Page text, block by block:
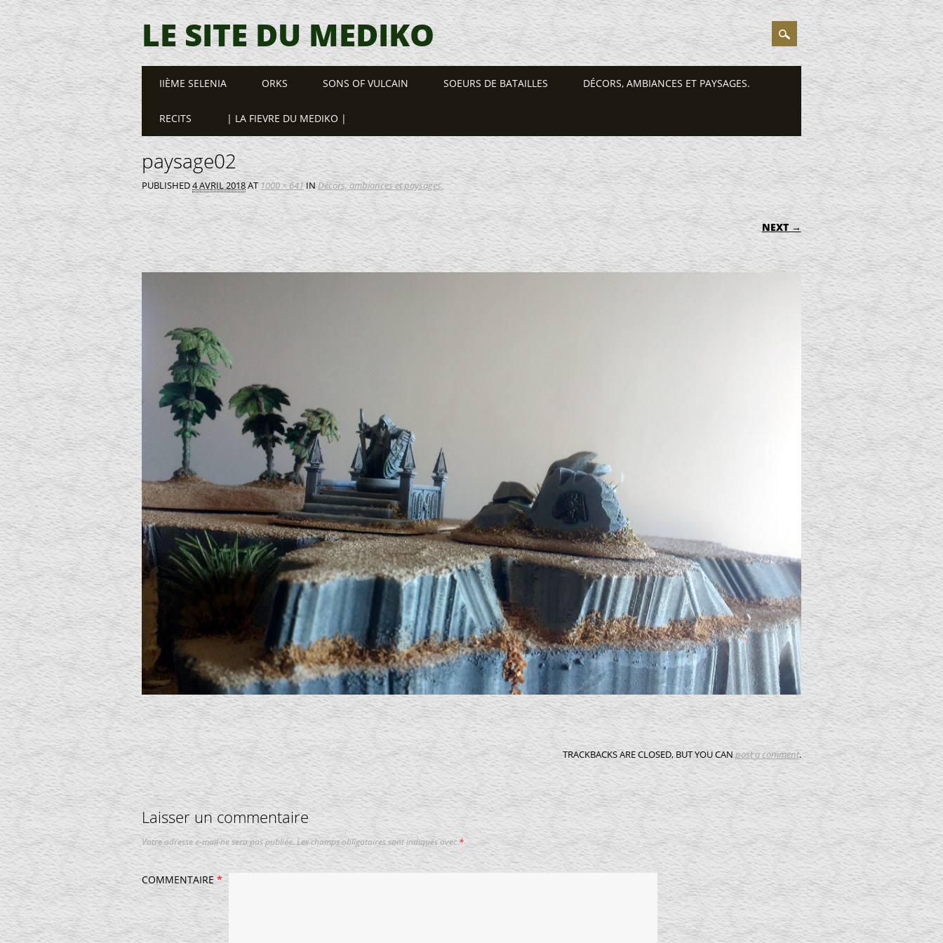
LE SITE DU MEDIKO
Main menu
IIÈME SELENIA ORKS SONS OF VULCAIN SOEURS DE BATAILLES DÉCORS, AMBIANCES ET PAYSAGES.
RECITS | LA FIEVRE DU MEDIKO |
paysage02
PUBLISHED4 AVRIL 2018AT 1000 × 641 INDécors, ambiances et paysages.
NEXT →
TRACKBACKS ARE CLOSED, BUT YOU CANpost a comment.
Laisser un commentaire
Votre adresse e-mail ne sera pas publiée. Les champs obligatoires sont indiqués avec*
COMMENTAIRE*